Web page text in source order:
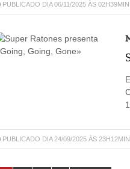
PUBLICADO DIA 06/11/2025 ÀS 02H39MIN
PUBLICADO DIA 24/09/2025 ÀS